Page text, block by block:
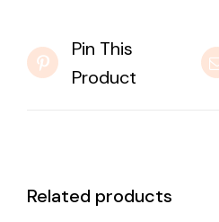
Pin This
Product
Related products